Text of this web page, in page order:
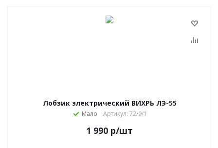
Лобзик электрический ВИХРЬ ЛЭ-55
Мало Артикул: 72/9/1
1 990 р/шт